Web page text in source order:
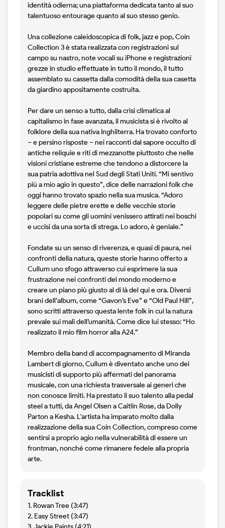
identità odierna; una piattaforma dedicata tanto al suo
talentuoso entourage quanto al suo stesso genio.
Una collezione caleidoscopica di folk, jazz e pop, Coin
Collection 3 è stata realizzata con registrazioni sul
campo su nastro, note vocali su iPhone e registrazioni
grezze in studio effettuate in tutto il mondo, il tutto
assemblato su cassetta dalla comodità della sua casetta
da giardino appositamente costruita.
Per dare un senso a tutto, dalla crisi climatica al
capitalismo in fase avanzata, il musicista si è rivolto al
folklore della sua nativa Inghilterra. Ha trovato conforto
– e persino risposte – nei racconti dal sapore occulto di
antiche reliquie e riti di mezzanotte piuttosto che nelle
visioni cristiane estreme che tendono a distorcere la
sua patria adottiva nel Sud degli Stati Uniti. “Mi sentivo
più a mio agio in questo”, dice delle narrazioni folk che
oggi hanno trovato spazio nella sua musica. “Adoro
leggere delle pietre erette e delle vecchie storie
popolari su come gli uomini venissero attirati nei boschi
e uccisi da una sorta di strega. Lo adoro, è geniale.”
Fondate su un senso di riverenza, e quasi di paura, nei
confronti della natura, queste storie hanno offerto a
Cullum uno sfogo attraverso cui esprimere la sua
frustrazione nei confronti del mondo moderno e
creare un piano più giusto al di là del qui e ora. Diversi
brani dell’album, come “Gavon’s Eve” e “Old Paul Hill”,
sono scritti attraverso questa lente folk in cui la natura
prevale sui mali dell’umanità. Come dice lui stesso: “Ho
realizzato il mio film horror alla A24.”
Membro della band di accompagnamento di Miranda
Lambert di giorno, Cullum è diventato anche uno dei
musicisti di supporto più affermati del panorama
musicale, con una richiesta trasversale ai generi che
non conosce limiti. Ha prestato il suo talento alla pedal
steel a tutti, da Angel Olsen a Caitlin Rose, da Dolly
Parton a Kesha. L'artista ha imparato molto dalla
realizzazione della sua Coin Collection, compreso come
sentirsi a proprio agio nella vulnerabilità di essere un
frontman, nonché come rimanere fedele alla propria
arte.
Tracklist
1. Rowan Tree (3:47)
2. Easy Street (3:47)